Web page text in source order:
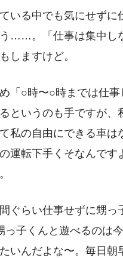
いる中でも気にせず
……。「仕事は集中し
しますけど。
「○時〜○時までは仕
というのも手ですが
私の自由にできる車
運転下手くそなんで
ぐらい仕事せずに甥
っ子くんと遊べるのは
いんだよな〜。毎日